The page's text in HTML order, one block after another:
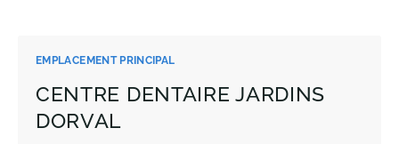
EMPLACEMENT PRINCIPAL
CENTRE DENTAIRE JARDINS
DORVAL